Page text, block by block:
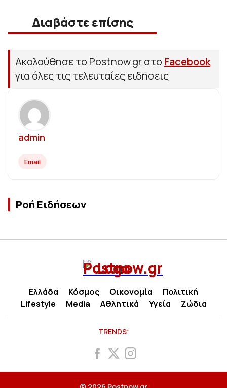
Διαβάστε επίσης
Ακολούθησε το Postnow.gr στο Facebook
για όλες τις τελευταίες ειδήσεις
admin
Email
Ροή Ειδήσεων
Ελλάδα Κόσμος Οικονομία
Πολιτική
Lifestyle
Media Αθλητικά Υγεία Ζώδια
TRENDS: